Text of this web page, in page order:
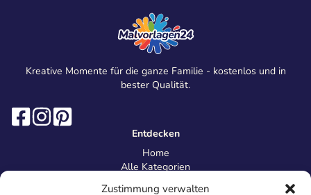
Zustimmung verwalten
Kreative Momente für die ganze Familie - kostenlos und in
bester Qualität.
Entdecken
Home
Alle Kategorien